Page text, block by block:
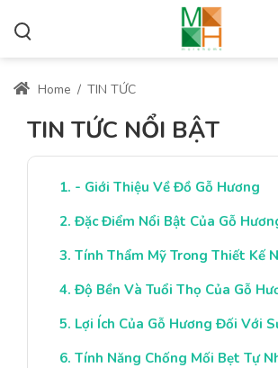
Home / TIN TỨC
TIN TỨC NỔI BẬT
- Giới Thiệu Về Đồ Gỗ Hương
Đặc Điểm Nổi Bật Của Gỗ
Tính Thẩm Mỹ Trong Thiết Kế
Độ Bền Và Tuổi Thọ Của Gỗ
Lợi Ích Của Gỗ Hương Đối Với
Tính Năng Chống Mối Bẹt Tự